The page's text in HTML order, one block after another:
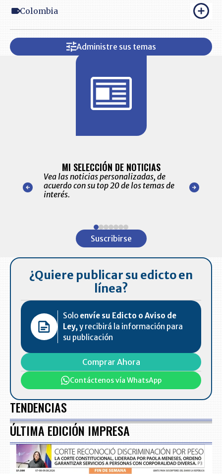
Colombia
Administre sus temas
nuestro
para
MI SELECCIÓN DE NOTICIAS
Vea las noticias personalizadas, de
acuerdo con su top 20 de los temas de
interés.
de las
Suscribirse
¿Quiere publicar su edicto en
línea?
Solo envíe su Edicto o Aviso de
Ley,y recibirá la información para
su publicación
Comprar Ahora
Contáctenos vía WhatsApp
TENDENCIAS
ÚLTIMA EDICIÓN IMPRESA